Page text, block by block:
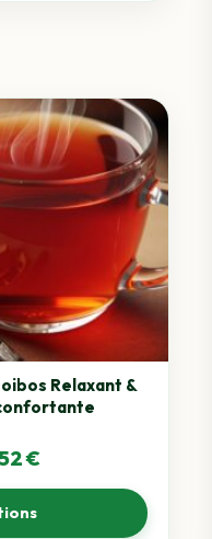
Relaxant &
€Plage
de